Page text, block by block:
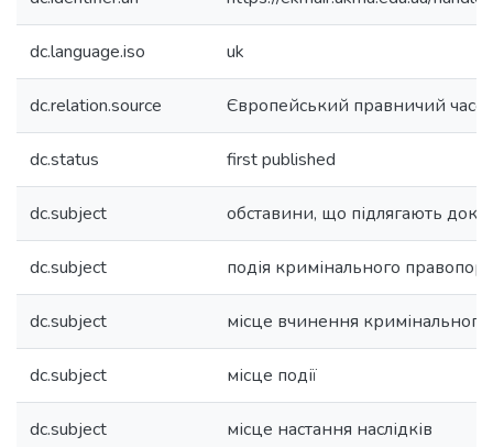
dc.language.iso uk
dc.relation.source Європейський правничий
dc.status first published
dc.subject обставини, що підлягають
dc.subject подія кримінального
dc.subject місце вчинення
dc.subject місце події
dc.subject місце настання наслідків